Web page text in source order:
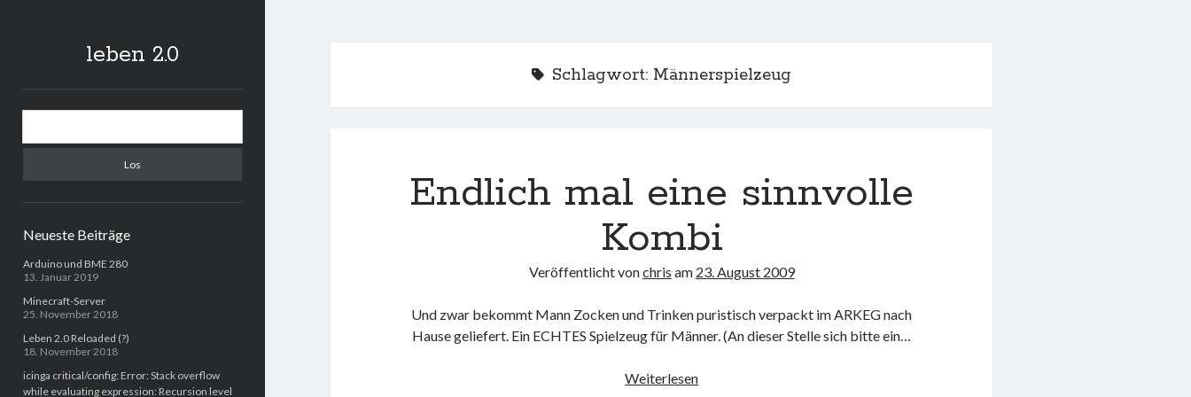
leben 2.0
Sidebar
Neueste Beiträge
Arduino und BME 280
13. Januar 2019
Minecraft-Server
25. November 2018
Leben 2.0 Reloaded (?)
18. November 2018
icinga critical/config: Error: Stack overflow
while evaluating expression: Recursion level
Schlagwort: Männerspielzeug
Endlich mal eine sinnvolle
Kombi
Veröffentlicht vonchris am 23. August 2009
Und zwar bekommt Mann Zocken und Trinken puristisch verpackt im ARKEG nach
Hause geliefert. Ein ECHTES Spielzeug für Männer. (An dieser Stelle sich bitte ein…
WeiterlesenEndlich